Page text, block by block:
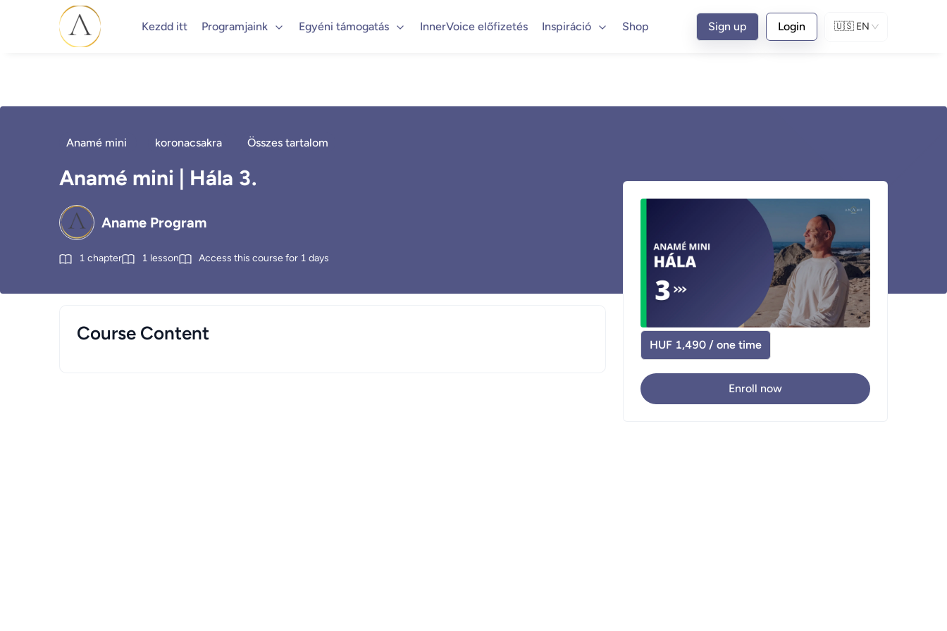
Kezdd itt Programjaink Egyéni támogatás InnerVoice előfizetés Inspiráció Shop Sign up Login 🇺🇸 EN
Anamé mini koronacsakra Összes tartalom
Anamé mini | Hála 3.
Aname Program
1 chapter 1 lesson Access this course for 1 days
Course Content
HUF 1,490 / one time
Enroll now